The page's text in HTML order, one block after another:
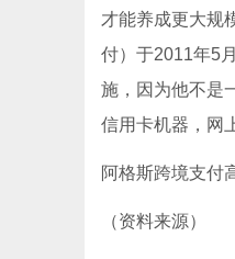
才能养成更大规
付）于2011年5
施，因为他不是
信用卡机器，网
阿格斯跨境支付
（资料来源）